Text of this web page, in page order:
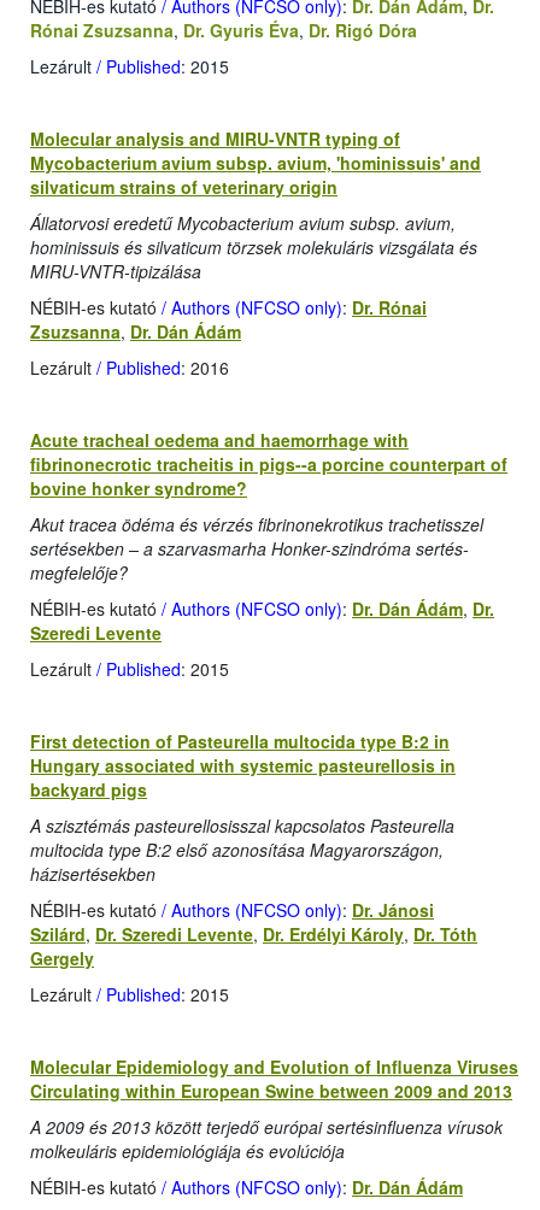
NÉBIH-es kutató / Authors (NFCSO only): Dr. Dán Ádám, Dr.
Rónai Zsuzsanna, Dr. Gyuris Éva, Dr. Rigó Dóra
Lezárult / Published: 2015
Molecular analysis and MIRU-VNTR typing of
Mycobacterium avium subsp. avium, 'hominissuis' and
silvaticum strains of veterinary origin
Állatorvosi eredetű Mycobacterium avium subsp. avium,
hominissuis és silvaticum törzsek molekuláris vizsgálata és
MIRU-VNTR-tipizálása
NÉBIH-es kutató / Authors (NFCSO only): Dr. Rónai
Zsuzsanna, Dr. Dán Ádám
Lezárult / Published: 2016
Acute tracheal oedema and haemorrhage with
fibrinonecrotic tracheitis in pigs--a porcine counterpart of
bovine honker syndrome?
Akut tracea ödéma és vérzés fibrinonekrotikus trachetisszel
sertésekben – a szarvasmarha Honker-szindróma sertés-
megfelelője?
NÉBIH-es kutató / Authors (NFCSO only): Dr. Dán Ádám, Dr.
Szeredi Levente
Lezárult / Published: 2015
First detection of Pasteurella multocida type B:2 in
Hungary associated with systemic pasteurellosis in
backyard pigs
A szisztémás pasteurellosisszal kapcsolatos Pasteurella
multocida type B:2 első azonosítása Magyarországon,
házisertésekben
NÉBIH-es kutató / Authors (NFCSO only): Dr. Jánosi
Szilárd, Dr. Szeredi Levente, Dr. Erdélyi Károly, Dr. Tóth
Gergely
Lezárult / Published: 2015
Molecular Epidemiology and Evolution of Influenza Viruses
Circulating within European Swine between 2009 and 2013
A 2009 és 2013 között terjedő európai sertésinfluenza vírusok
molkeuláris epidemiológiája és evolúciója
NÉBIH-es kutató / Authors (NFCSO only): Dr. Dán Ádám